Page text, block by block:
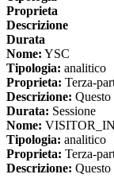
Proprieta
Descrizione
Durata
Nome: YSC
Tipologia: analitico
Proprieta: Terza-
Descrizione:
Durata: Sessione
Nome:
Tipologia: analitico
Proprieta: Terza-
Descrizione: